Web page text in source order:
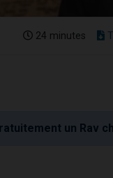
24 minutes
un Rav